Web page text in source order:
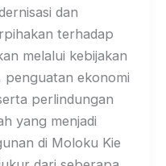
dan
terhadap
melalui kebijakan
penguatan ekonomi
perlindungan
yang menjadi
di Moloku Kie